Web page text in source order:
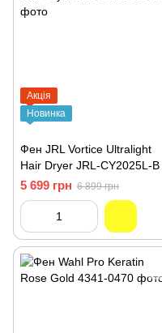
Акція
Новинка
Фен JRL Vortice Ultralight
Hair Dryer JRL-CY2025L-B
5 699 грн 6 899 грн